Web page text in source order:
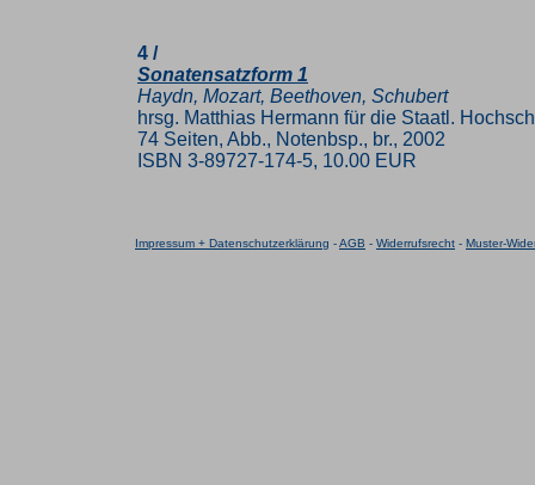
4 /
Sonatensatzform 1
Haydn, Mozart, Beethoven, Schubert
hrsg. Matthias Hermann für die Staatl.
74 Seiten, Abb., Notenbsp., br., 2002
ISBN 3-89727-174-5, 10.00 EUR
Impressum + Datenschutzerklärung -AGB - Widerrufsrecht - Muster-